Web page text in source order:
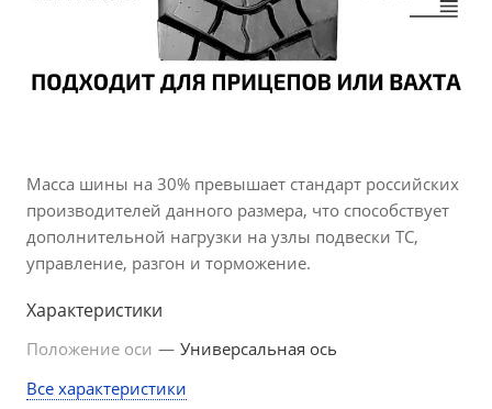
Масса шины на 30% превышает стандарт российских
производителей данного размера, что способствует
дополнительной нагрузки на узлы подвески ТС,
управление, разгон и торможение.
Характеристики
Положение оси — Универсальная ось
Все характеристики